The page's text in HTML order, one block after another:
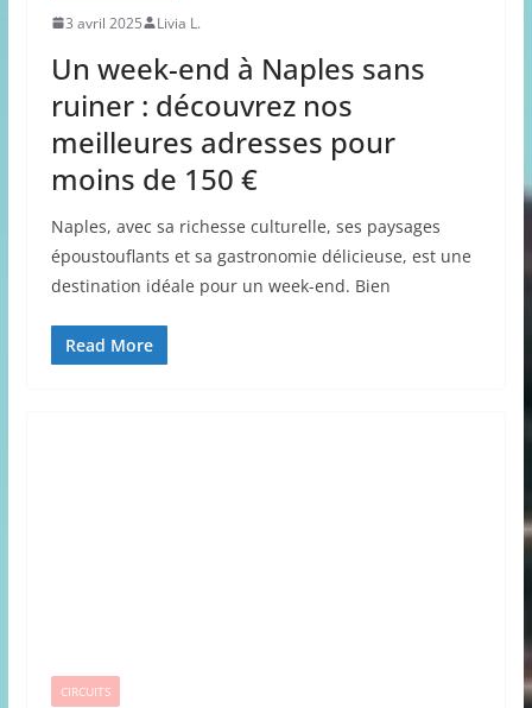
3 avril 2025 Livia L.
Un week-end à Naples sans
ruiner : découvrez nos
meilleures adresses pour
moins de 150 €
Naples, avec sa richesse culturelle, ses paysages
époustouflants et sa gastronomie délicieuse, est une
destination idéale pour un week-end. Bien
Read More
CIRCUITS